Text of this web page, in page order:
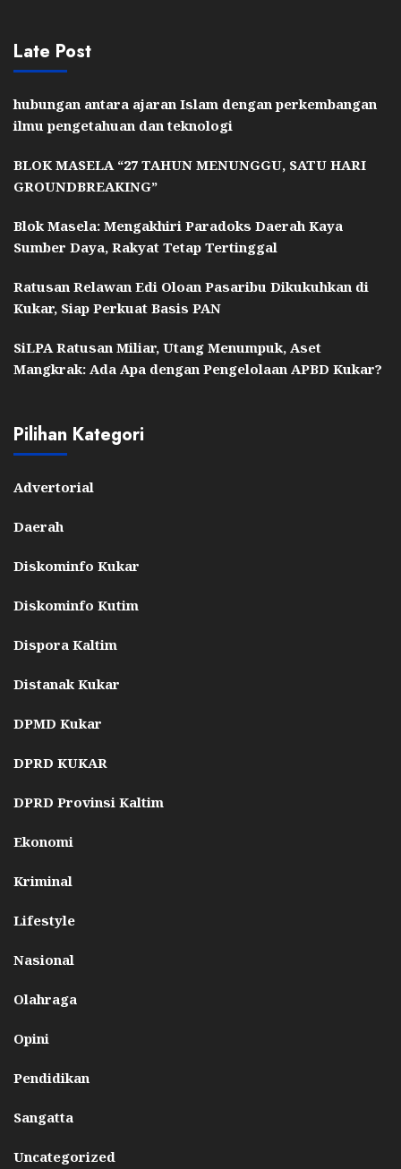
Late Post
hubungan antara ajaran Islam dengan perkembangan
ilmu pengetahuan dan teknologi
BLOK MASELA “27 TAHUN MENUNGGU, SATU HARI
GROUNDBREAKING”
Blok Masela: Mengakhiri Paradoks Daerah Kaya
Sumber Daya, Rakyat Tetap Tertinggal
Ratusan Relawan Edi Oloan Pasaribu Dikukuhkan di
Kukar, Siap Perkuat Basis PAN
SiLPA Ratusan Miliar, Utang Menumpuk, Aset
Mangkrak: Ada Apa dengan Pengelolaan APBD Kukar?
Pilihan Kategori
Advertorial
Daerah
Diskominfo Kukar
Diskominfo Kutim
Dispora Kaltim
Distanak Kukar
DPMD Kukar
DPRD KUKAR
DPRD Provinsi Kaltim
Ekonomi
Kriminal
Lifestyle
Nasional
Olahraga
Opini
Pendidikan
Sangatta
Uncategorized